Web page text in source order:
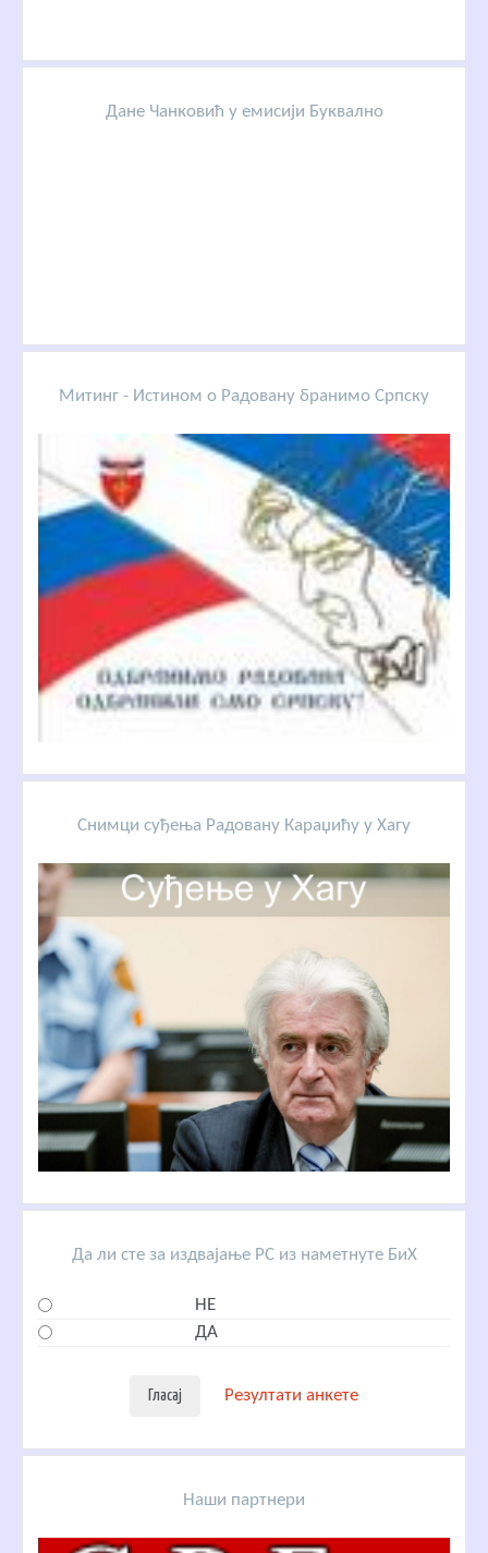
Дане Чанковић у емисији Буквално
Митинг - Истином о Радовану бранимо Српску
Снимци суђења Радовану Караџићу у Хагу
Да ли сте за издвајање РС из наметнуте БиХ
НЕ
ДА
Резултати анкете
Наши партнери